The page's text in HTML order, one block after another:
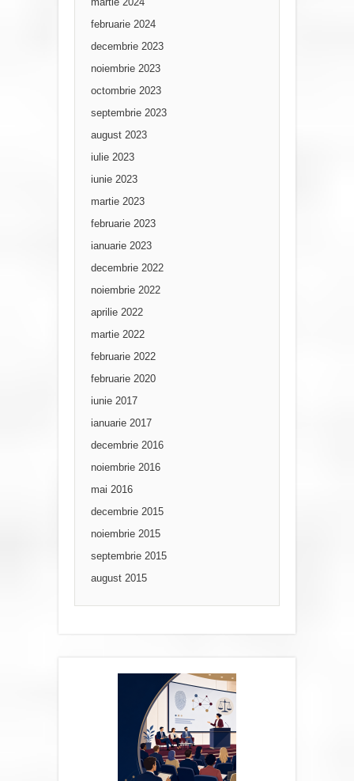
februarie 2024
decembrie 2023
noiembrie 2023
octombrie 2023
septembrie 2023
august 2023
iulie 2023
iunie 2023
martie 2023
februarie 2023
ianuarie 2023
decembrie 2022
noiembrie 2022
aprilie 2022
martie 2022
februarie 2022
februarie 2020
iunie 2017
ianuarie 2017
decembrie 2016
noiembrie 2016
mai 2016
decembrie 2015
noiembrie 2015
septembrie 2015
august 2015